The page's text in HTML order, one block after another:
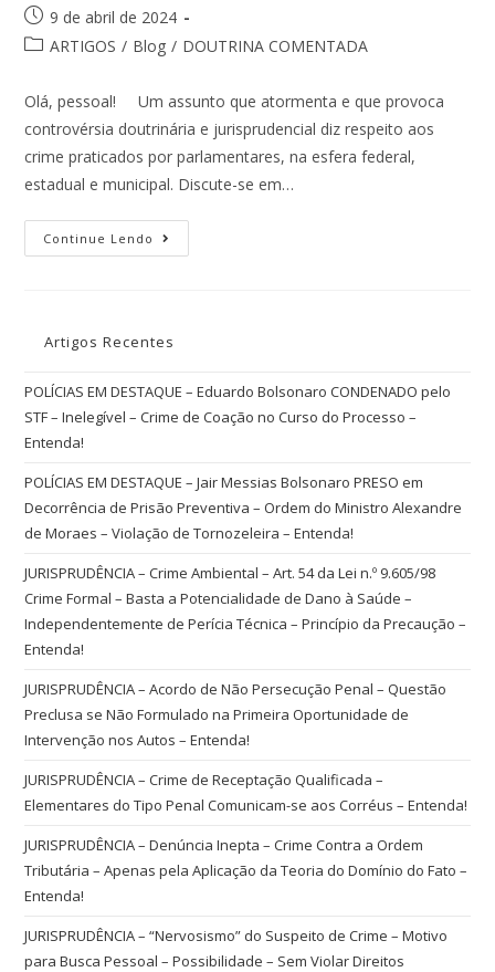
9 de abril de 2024
ARTIGOS / Blog / DOUTRINA COMENTADA
Olá, pessoal! Um assunto que atormenta e que provoca
controvérsia doutrinária e jurisprudencial diz respeito aos
crime praticados por parlamentares, na esfera federal,
estadual e municipal. Discute-se em…
Continue Lendo
Artigos Recentes
POLÍCIAS EM DESTAQUE – Eduardo Bolsonaro CONDENADO pelo
STF – Inelegível – Crime de Coação no Curso do Processo –
Entenda!
POLÍCIAS EM DESTAQUE – Jair Messias Bolsonaro PRESO em
Decorrência de Prisão Preventiva – Ordem do Ministro Alexandre
de Moraes – Violação de Tornozeleira – Entenda!
JURISPRUDÊNCIA – Crime Ambiental – Art. 54 da Lei n.º 9.605/98
Crime Formal – Basta a Potencialidade de Dano à Saúde –
Independentemente de Perícia Técnica – Princípio da Precaução –
Entenda!
JURISPRUDÊNCIA – Acordo de Não Persecução Penal – Questão
Preclusa se Não Formulado na Primeira Oportunidade de
Intervenção nos Autos – Entenda!
JURISPRUDÊNCIA – Crime de Receptação Qualificada –
Elementares do Tipo Penal Comunicam-se aos Corréus – Entenda!
JURISPRUDÊNCIA – Denúncia Inepta – Crime Contra a Ordem
Tributária – Apenas pela Aplicação da Teoria do Domínio do Fato –
Entenda!
JURISPRUDÊNCIA – “Nervosismo” do Suspeito de Crime – Motivo
para Busca Pessoal – Possibilidade – Sem Violar Direitos